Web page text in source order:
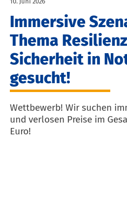
Immersive
Thema
Sicherheit in
gesucht!
Wettbewerb! Wir suchen
und verlosen Preise im
Euro!